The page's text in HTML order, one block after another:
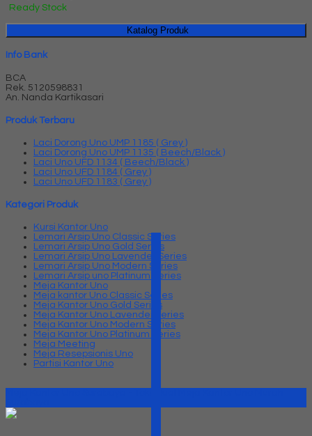
Ready Stock
Katalog Produk
Info Bank
BCA
Rek. 5120598831
An. Nanda Kartikasari
Produk Terbaru
Laci Dorong Uno UMP 1185 ( Grey )
Laci Dorong Uno UMP 1135 ( Beech/Black )
Laci Uno UFD 1134 ( Beech/Black )
Laci Uno UFD 1184 ( Grey )
Laci Uno UFD 1183 ( Grey )
Kategori Produk
Kursi Kantor Uno
Lemari Arsip Uno Classic Series
Lemari Arsip Uno Gold Series
Lemari Arsip Uno Lavender Series
Lemari Arsip Uno Modern Series
Lemari Arsip uno Platinum Series
Meja Kantor Uno
Meja kantor Uno Classic Series
Meja Kantor Uno Gold Series
Meja Kantor Uno Lavender series
Meja Kantor Uno Modern Series
Meja Kantor Uno Platinum Series
Meja Meeting
Meja Resepsionis Uno
Partisi Kantor Uno